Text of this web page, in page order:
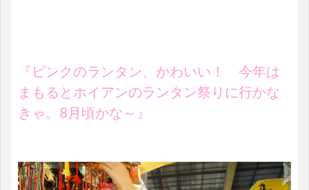
『ピンクのランタン、かわいい！ 今年は
まもるとホイアンのランタン祭りに行かな
きゃ。8月頃かな～』